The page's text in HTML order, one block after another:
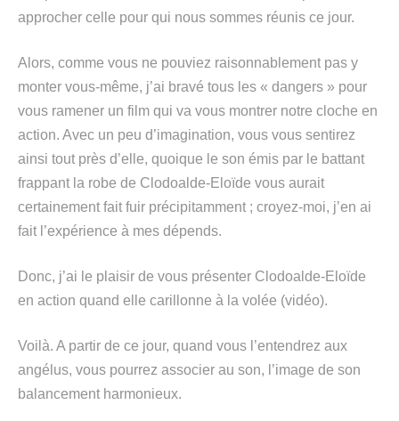
approcher celle pour qui nous sommes réunis ce jour.
Alors, comme vous ne pouviez raisonnablement pas y
monter vous-même, j’ai bravé tous les « dangers » pour
vous ramener un film qui va vous montrer notre cloche en
action. Avec un peu d’imagination, vous vous sentirez
ainsi tout près d’elle, quoique le son émis par le battant
frappant la robe de Clodoalde-Eloïde vous aurait
certainement fait fuir précipitamment ; croyez-moi, j’en ai
fait l’expérience à mes dépends.
Donc, j’ai le plaisir de vous présenter Clodoalde-Eloïde
en action quand elle carillonne à la volée (vidéo).
Voilà. A partir de ce jour, quand vous l’entendrez aux
angélus, vous pourrez associer au son, l’image de son
balancement harmonieux.